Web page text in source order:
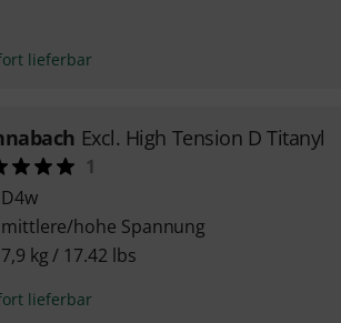
lieferbar
Excl. High Tension D Titanyl
1
D4w
mittlere/hohe Spannung
7,9 kg / 17.42 lbs
lieferbar